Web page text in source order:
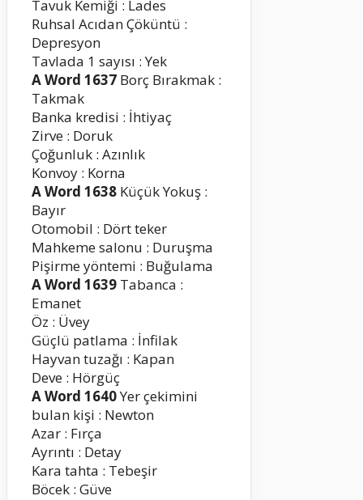
Tavuk Kemiği : Lades
Ruhsal Acıdan Çöküntü :
Depresyon
Tavlada 1 sayısı : Yek
A Word 1637 Borç Bırakmak :
Takmak
Banka kredisi : İhtiyaç
Zirve : Doruk
Çoğunluk : Azınlık
Konvoy : Korna
A Word 1638 Küçük Yokuş :
Bayır
Otomobil : Dört teker
Mahkeme salonu : Duruşma
Pişirme yöntemi : Buğulama
A Word 1639 Tabanca :
Emanet
Öz : Üvey
Güçlü patlama : İnfilak
Hayvan tuzağı : Kapan
Deve : Hörgüç
A Word 1640Yer çekimini
bulan kişi : Newton
Azar : Fırça
Ayrıntı : Detay
Kara tahta : Tebeşir
Böcek : Güve